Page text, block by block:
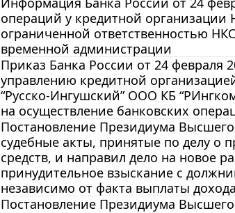
операций у кредитной организации
ограниченной ответственностью
временной администрации
Приказ Банка России от 24
управлению кредитной
“Русско-Ингушский” ООО КБ
на осуществление банковских
Постановление Президиума
судебные акты, принятые по делу о
средств, и направил дело на новое
принудительное взыскание с
независимо от факта выплаты
Постановление Президиума